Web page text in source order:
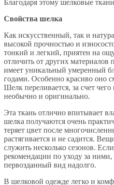
Благодаря этому шелковые
Свойства шелка
Как искусственный, так и
высокой прочностью и
тонкий и легкий, приятен на
отличить от других
имеет уникальный умеренный
годами. Особенно красиво оно
Шелк переливается, за счет
необычно и оригинально.
Эта ткань отлично впитывает
шелка получаются очень
теряет цвет после
растягивается и не садится.
служить несколько сезонов.
рекомендации по уходу за
первозданный вид надолго.
В шелковой одежде легко и